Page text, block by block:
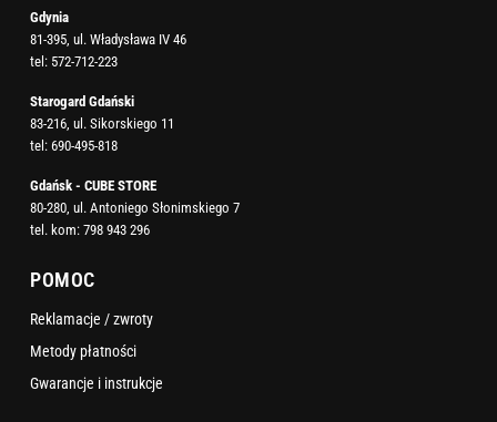
Gdynia
81-395, ul. Władysława IV 46
tel: 572-712-223
Starogard Gdański
83-216, ul. Sikorskiego 11
tel: 690-495-818
Gdańsk - CUBE STORE
80-280, ul. Antoniego Słonimskiego 7
tel. kom: 798 943 296
POMOC
Reklamacje / zwroty
Metody płatności
Gwarancje i instrukcje